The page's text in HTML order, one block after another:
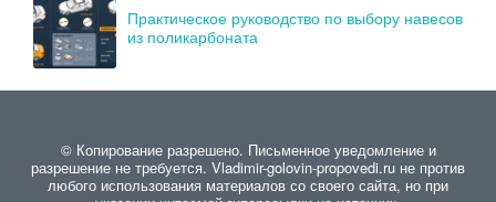
Практическое руководство по выбору навесов
из поликарбоната
© Копирование разрешено. Письменное уведомление и
разрешение не требуется. Vladimir-golovin-propovedi.ru не против
любого использования материалов со своего сайта, но при